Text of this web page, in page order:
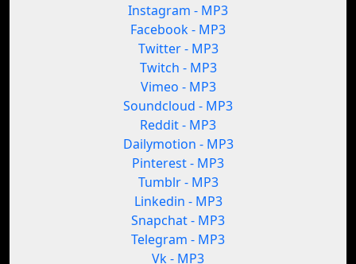
Instagram - MP3
Facebook - MP3
Twitter - MP3
Twitch - MP3
Vimeo - MP3
Soundcloud - MP3
Reddit - MP3
Dailymotion - MP3
Pinterest - MP3
Tumblr - MP3
Linkedin - MP3
Snapchat - MP3
Telegram - MP3
Vk - MP3